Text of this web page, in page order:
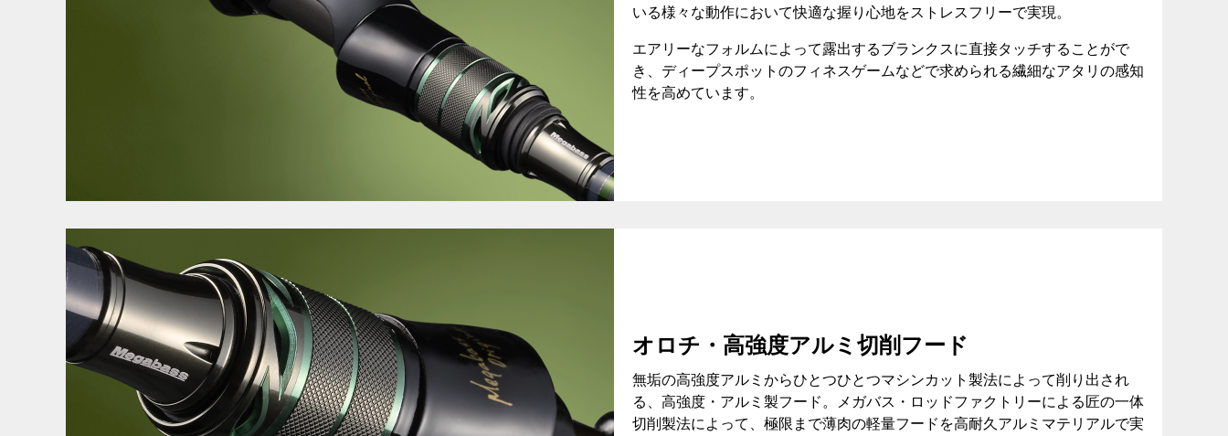
いる様々な動作において快適な握り心地をストレスフリーで実現。
エアリーなフォルムによって露出するブランクスに直接タッチすることがで
き、ディープスポットのフィネスゲームなどで求められる繊細なアタリの感知
性を高めています。
オロチ・高強度アルミ切削フード
無垢の高強度アルミからひとつひとつマシンカット製法によって削り出され
る、高強度・アルミ製フード。メガバス・ロッドファクトリーによる匠の一体
切削製法によって、極限まで薄肉の軽量フードを高耐久アルミマテリアルで実